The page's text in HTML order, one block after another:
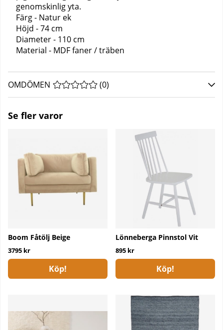
genomskinlig yta.
Färg - Natur ek
Höjd - 74 cm
Diameter - 110 cm
Material - MDF faner / träben
OMDÖMEN MEDELBETYG 0 AV 5 ANTAL BETYG 0
(0)
Se fler varor
Boom Fåtölj Beige
3795 kr
Köp!
Lönneberga Pinnstol Vit
895 kr
Köp!